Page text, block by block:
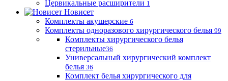
Цервикальные расширители 1
Новисет
Комплекты акушерские 6
Комплекты одноразового хирургического белья 99
Комплекты хирургического белья
стерильные36
Универсальный хирургический комплект
белья 36
Комплект белья хирургического для